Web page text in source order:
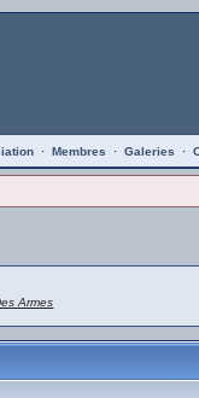
· Membres · Galeries ·
Armes